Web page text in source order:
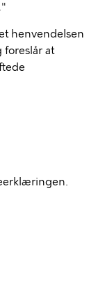
henvendelsen
foreslår at